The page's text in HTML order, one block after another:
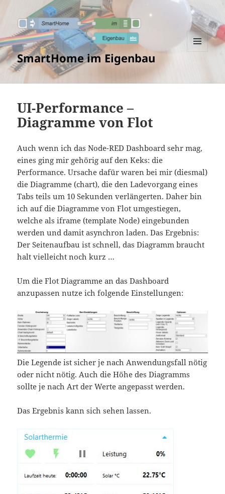
SmartHome im Eigenbau
UI-Performance –
Diagramme von Flot
Auch wenn ich das Node-RED Dashboard sehr mag,
eines ging mir gehörig auf den Keks: die
Performance. Ursache dafür waren bei mir (diesmal)
die Diagramme (chart), die den Ladevorgang eines
Tabs teils um 10 Sekunden verlängerten. Daher bin
ich auf die Diagramme von Flot umgestiegen,
welche als iframe (template Node) eingebunden
werden und damit asynchron laden. Das Ergebnis:
Der Seitenaufbau ist schnell, das Diagramm braucht
halt vielleicht noch kurz …
Um die Flot Diagramme an das Dashboard
anzupassen nutze ich folgende Einstellungen:
Die Legende ist sicher je nach Anwendungsfall nötig
oder nicht nötig. Auch die Höhe des Diagramms
sollte je nach Art der Werte angepasst werden.
Das Ergebnis kann sich sehen lassen.